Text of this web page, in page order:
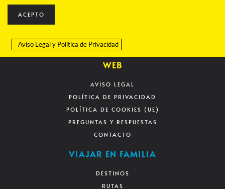
ACEPTO
Aviso Legaly Política de Privacidad
WEB
AVISO LEGAL
POLÍTICA DE PRIVACIDAD
POLÍTICA DE COOKIES (UE)
PREGUNTAS Y RESPUESTAS
CONTACTO
VIAJAR EN FAMILIA
DESTINOS
RUTAS